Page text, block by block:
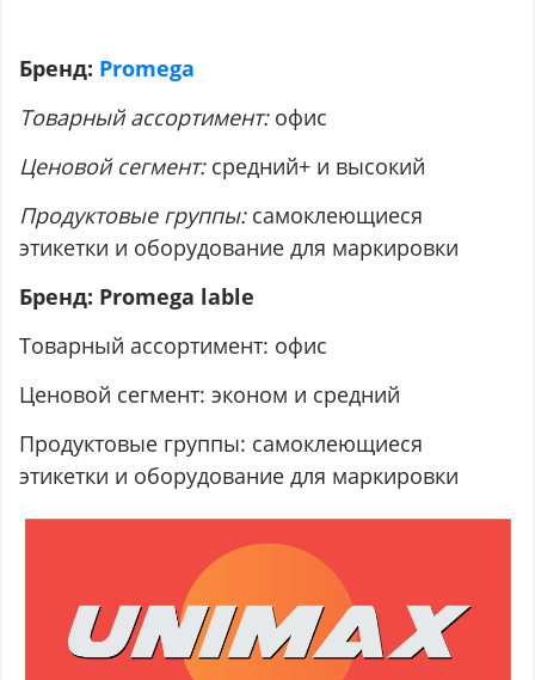
Бренд: Promega
Товарный ассортимент: офис
Ценовой сегмент: средний+ и высокий
Продуктовые группы:самоклеющиеся
этикетки и оборудование для маркировки
Бренд: Promega lable
Товарный ассортимент: офис
Ценовой сегмент: эконом и средний
Продуктовые группы: самоклеющиеся
этикетки и оборудование для маркировки